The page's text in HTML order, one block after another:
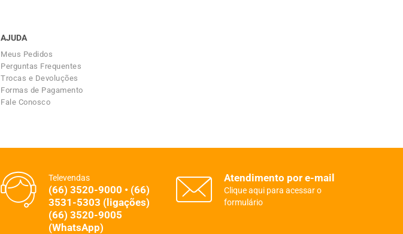
AJUDA
Meus Pedidos
Perguntas Frequentes
Trocas e Devoluções
Formas de Pagamento
Fale Conosco
Televendas
(66) 3520-9000 • (66)
3531-5303 (ligações)
(66) 3520-9005
(WhatsApp)
Atendimento por e-mail
Clique aqui para acessar o
formulário